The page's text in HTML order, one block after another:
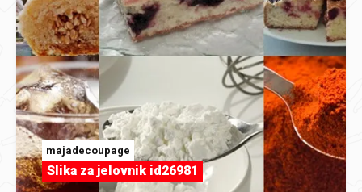
majadecoupage
Slika za jelovnik id26981